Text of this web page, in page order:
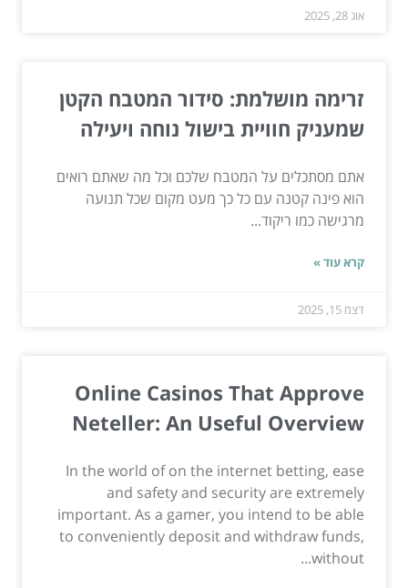
אוג 28, 2025
זרימה מושלמת: סידור המטבח הקטן
שמעניק חוויית בישול נוחה ויעילה
אתם מסתכלים על המטבח שלכם וכל מה שאתם רואים
הוא פינה קטנה עם כל כך מעט מקום שכל תנועה
מרגישה כמו ריקוד...
קרא עוד »
דצמ 15, 2025
Online Casinos That Approve
Neteller: An Useful Overview
In the world of on the internet betting, ease
and safety and security are extremely
important. As a gamer, you intend to be able
to conveniently deposit and withdraw funds,
without...